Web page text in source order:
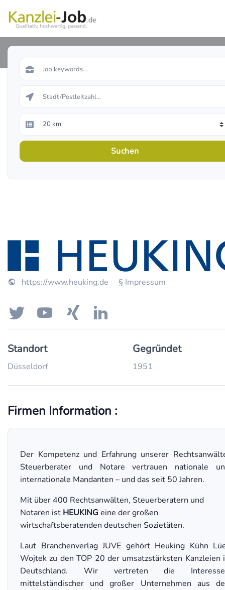
https://www.heuking.de § Impressum
Standort
Düsseldorf
Gegründet
1951
Firmen Information :
Der Kompetenz und Erfahrung unserer
Steuerberater und Notare vertrauen nationale
internationale Mandanten – und das seit 50 Jahren.
Mit über 400 Rechtsanwälten, Steuerberatern und
Notaren ist HEUKING eine der großen
wirtschaftsberatenden deutschen Sozietäten.
Laut Branchenverlag JUVE gehört Heuking Kühn
Wojtek zu den TOP 20 der umsatzstärksten Kanzleien
Deutschland. Wir vertreten die
mittelständischer und großer Unternehmen aus